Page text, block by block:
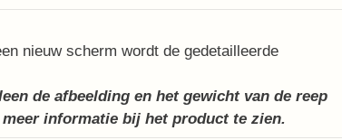
nieuw scherm wordt de gedetailleerde
de afbeelding en het gewicht van de reep
informatie bij het product te zien.